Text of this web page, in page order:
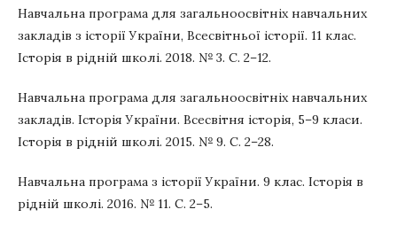
Навчальна програма для загальноосвітніх навчальних
закладів з історії України, Всесвітньої історії. 11 клас.
Історія в рідній школі. 2018. № 3. С. 2–12.
Навчальна програма для загальноосвітніх навчальних
закладів. Історія України. Всесвітня історія, 5–9 класи.
Історія в рідній школі. 2015. № 9. С. 2–28.
Навчальна програма з історії України. 9 клас. Історія в
рідній школі. 2016. № 11. С. 2–5.